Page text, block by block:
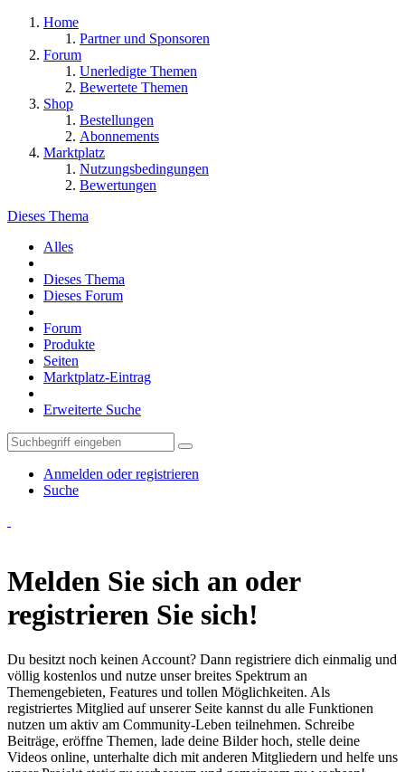
Home
Partner und Sponsoren
Forum
Unerledigte Themen
Bewertete Themen
Shop
Bestellungen
Abonnements
Marktplatz
Nutzungsbedingungen
Bewertungen
Dieses Thema
Alles
Dieses Thema
Dieses Forum
Forum
Produkte
Seiten
Marktplatz-Eintrag
Erweiterte Suche
Anmelden oder registrieren
Suche
Melden Sie sich an oder
registrieren Sie sich!
Du besitzt noch keinen Account? Dann registriere dich einmalig und
völlig kostenlos und nutze unser breites Spektrum an
Themengebieten, Features und tollen Möglichkeiten. Als
registriertes Mitglied auf unserer Seite kannst du alle Funktionen
nutzen um aktiv am Community-Leben teilnehmen. Schreibe
Beiträge, eröffne Themen, lade deine Bilder hoch, stelle deine
Videos online, unterhalte dich mit anderen Mitgliedern und helfe uns